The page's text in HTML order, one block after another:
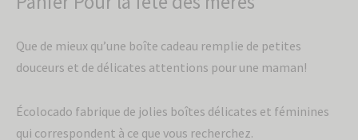
Que de mieux qu’une boîte cadeau remplie de petites
douceurs et de délicates attentions pour une maman!
Écolocado fabrique de jolies boîtes délicates et féminines
qui correspondent à ce que vous recherchez.